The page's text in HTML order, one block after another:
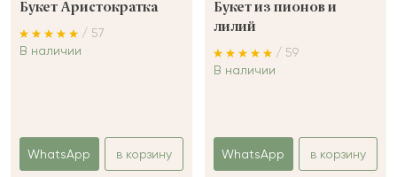
Букет Аристократка
/ 57
В наличии
WhatsApp в корзину
Букет из пионов и
лилий
/ 59
В наличии
WhatsApp в корзину